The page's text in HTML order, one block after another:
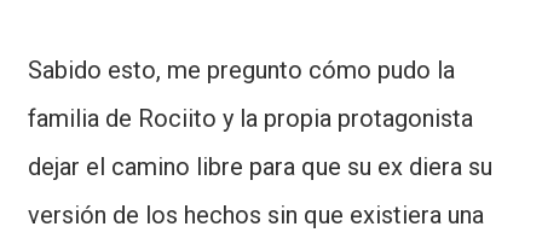
Sabido esto, me pregunto cómo pudo la
familia de Rociito y la propia protagonista
dejar el camino libre para que su ex diera su
versión de los hechos sin que existiera una